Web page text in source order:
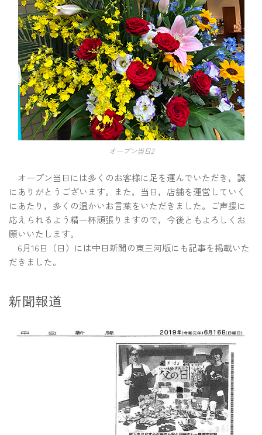
オープン当日2
オープン当日には多くのお客様に足を運んでいただき，誠
にありがとうございます。また，当日，店舗を運営していく
にあたり，多くの温かいお言葉をいただきました。ご声援に
応えられるよう精一杯頑張りますので，今後ともよろしくお
願いいたします。
6月16日（日）には中日新聞の東三河版にも記事を掲載いた
だきました。
新聞報道